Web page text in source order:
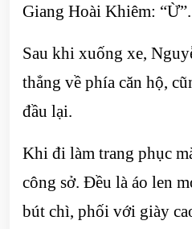
Giang Hoài Khiêm: “Ừ”.
Sau khi xuống xe,
thẳng về phía căn hộ,
đầu lại.
Khi đi làm trang phục
công sở. Đều là áo len
bút chì, phối với giày